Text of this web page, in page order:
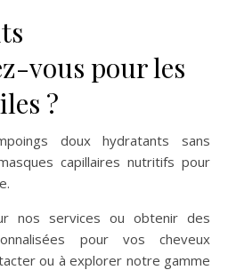
vous pour les
?
doux hydratants sans
capillaires nutritifs pour
nos services ou obtenir des
pour vos cheveux
ou à explorer notre gamme